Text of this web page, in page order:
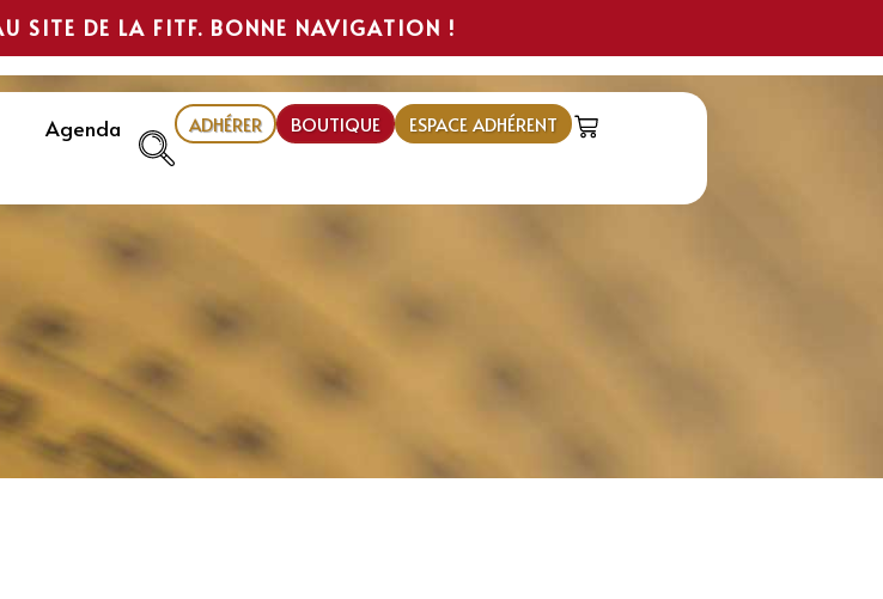
SITE DE LA FITF. BONNE NAVIGATION !
Agenda
ADHÉRER BOUTIQUE ESPACE ADHÉRENT